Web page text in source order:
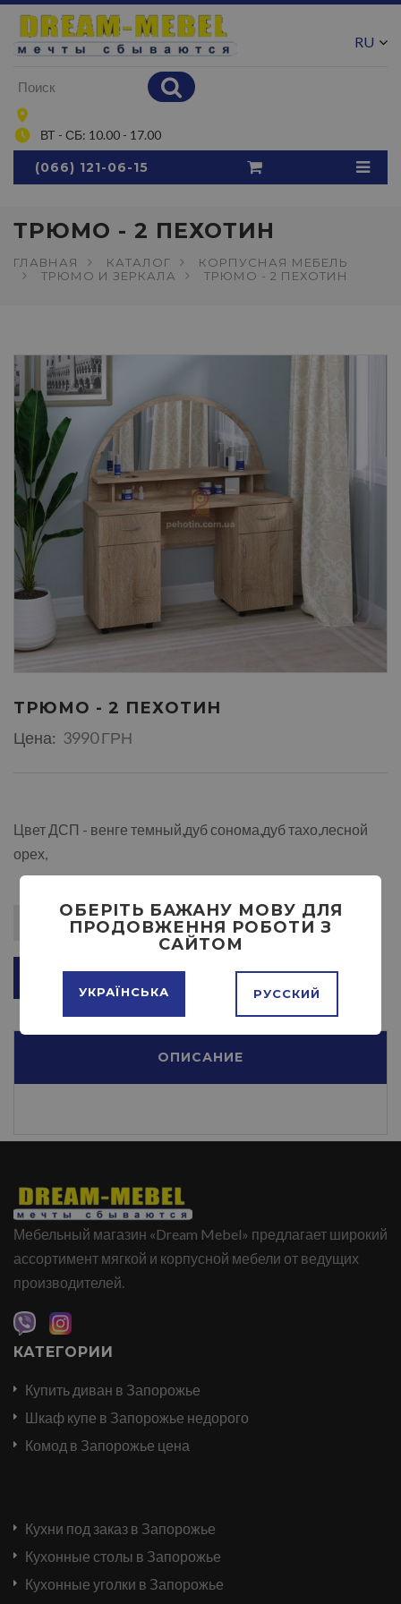
ВТ - СБ: 10.00 - 17.00
RU
(066) 121-06-15
ТРЮМО - 2 ПЕХОТИН
ГЛАВНАЯ КАТАЛОГ
КОРПУСНАЯ МЕБЕЛЬ
ТРЮМО И ЗЕРКАЛА
ТРЮМО - 2 ПЕХОТИН
ТРЮМО - 2 ПЕХОТИН
Цена: 3990 ГРН
Цвет ДСП - венге темный,дуб сонома,дуб тахо,лесной
орех,
ОПИСАНИЕ
Мебельный магазин «Dream Mebel» предлагает широкий
ассортимент мягкой и корпусной мебели от ведущих
производителей.
КАТЕГОРИИ
Купить диван в Запорожье
Шкаф купе в Запорожье недорого
Комод в Запорожье цена
Кухни под заказ в Запорожье
Кухонные столы в Запорожье
Кухонные уголки в Запорожье
ОБЕРІТЬ БАЖАНУ МОВУ ДЛЯ
ПРОДОВЖЕННЯ РОБОТИ З
САЙТОМ
УКРАЇНСЬКА РУССКИЙ